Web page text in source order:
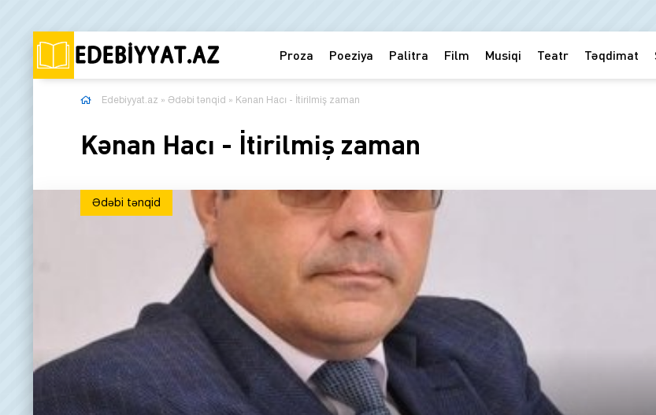
Proza Poeziya Palitra Film Musiqi Teatr Təqdimat
Edebiyyat.az » Ədəbi tənqid » Kənan Hacı - İtirilmiş zaman
Kənan Hacı - İtirilmiş zaman
Ədəbi tənqid